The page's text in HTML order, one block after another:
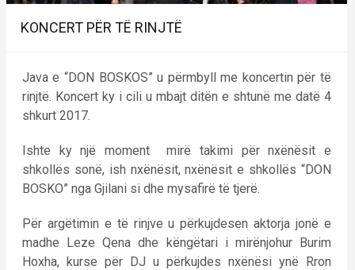
KONCERT PËR TË RINJTË
Java e “DON BOSKOS” u përmbyll me koncertin për të
rinjtë. Koncert ky i cili u mbajt ditën e shtunë me datë 4
shkurt 2017.
Ishte ky një moment mirë takimi për nxënësit e
shkollës sonë, ish nxënësit, nxënësit e shkollës “DON
BOSKO” nga Gjilani si dhe mysafirë të tjerë.
Për argëtimin e të rinjve u përkujdesen aktorja jonë e
madhe Leze Qena dhe këngëtari i mirënjohur Burim
Hoxha, kurse për DJ u përkujdes nxënësi ynë Rron